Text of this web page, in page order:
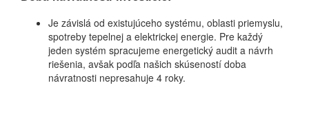
Je závislá od existujúceho systému, oblasti priemyslu,
spotreby tepelnej a elektrickej energie. Pre každý
jeden systém spracujeme energetický audit a návrh
riešenia, avšak podľa našich skúseností doba
návratnosti nepresahuje 4 roky.